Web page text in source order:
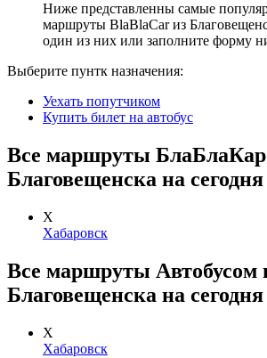
Ниже представленны самые
маршруты BlaBlaCar из
один из них или заполните форму
Выберите пунтк назначения:
Уехать попутчиком
Купить билет на автобус
Все маршруты БлаБлаКар
Благовещенска на сегодня
Х
Хабаровск
Все маршруты Автобусом
Благовещенска на сегодня
Х
Хабаровск